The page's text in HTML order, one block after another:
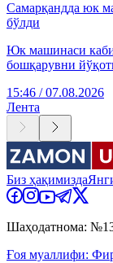
Самарқандда юк
бўлди
Юк машинаси
бошқарувни
15:46 / 07.08.2026
Лента
Биз ҳақимизда
Шаҳодатнома:
Ғоя муаллифи: